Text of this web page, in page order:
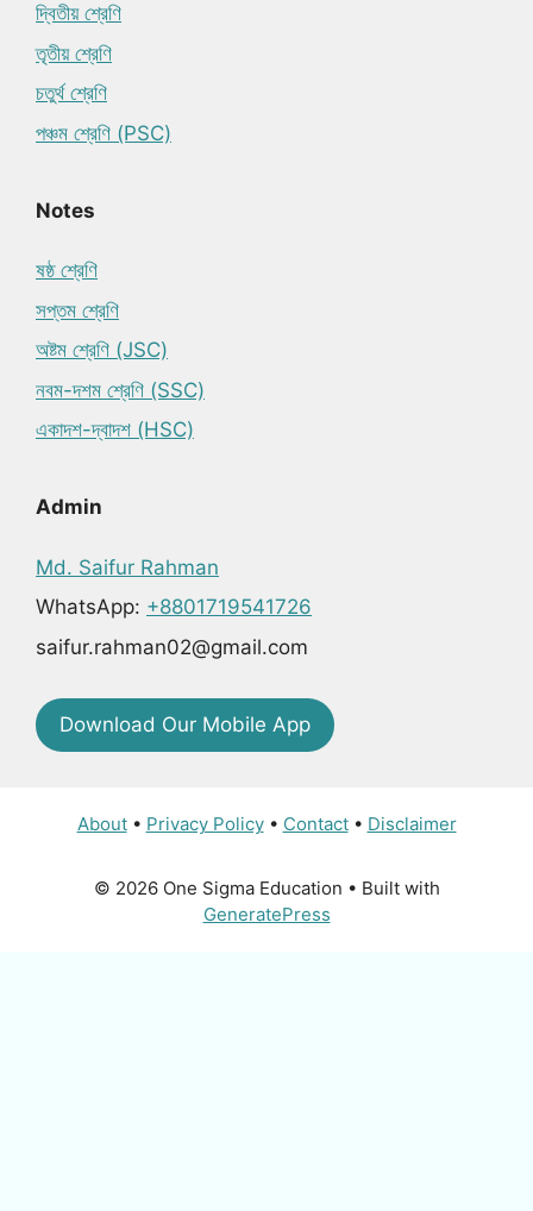
দ্বিতীয় শ্রেণি
তৃতীয় শ্রেণি
চতুর্থ শ্রেণি
পঞ্চম শ্রেণি (PSC)
Notes
ষষ্ঠ শ্রেণি
সপ্তম শ্রেণি
অষ্টম শ্রেণি (JSC)
নবম-দশম শ্রেণি (SSC)
একাদশ-দ্বাদশ (HSC)
Admin
Md. Saifur Rahman
WhatsApp: +8801719541726
saifur.rahman02@gmail.com
Download Our Mobile App
About• Privacy Policy• Contact• Disclaimer
© 2026 One Sigma Education • Built with
GeneratePress